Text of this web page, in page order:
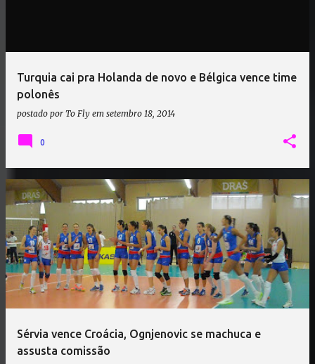
Turquia cai pra Holanda de novo e Bélgica vence time
polonês
postado por To Fly em setembro 18, 2014
0
Sérvia vence Croácia, Ognjenovic se machuca e
assusta comissão